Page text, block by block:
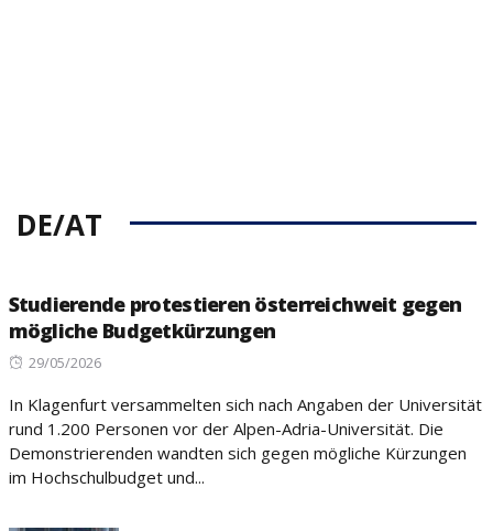
DE/AT
Studierende protestieren österreichweit gegen
mögliche Budgetkürzungen
Posted
29/05/2026
In Klagenfurt versammelten sich nach Angaben der Universität
rund 1.200 Personen vor der Alpen-Adria-Universität. Die
Demonstrierenden wandten sich gegen mögliche Kürzungen
im Hochschulbudget und...